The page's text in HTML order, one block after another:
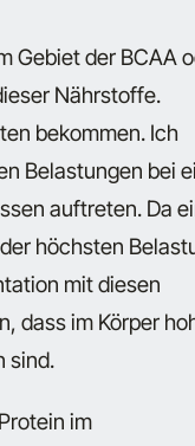
Gebiet der BCAA
Nährstoffe.
bekommen. Ich
Belastungen bei
auftreten. Da
höchsten
mit diesen
dass im Körper
sind.
im